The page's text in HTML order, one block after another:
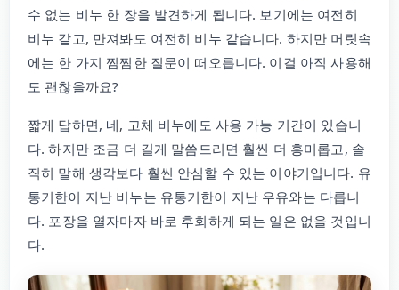
수 없는 비누 한 장을 발견하게 됩니다. 보기에는 여전히
비누 같고, 만져봐도 여전히 비누 같습니다. 하지만 머릿속
에는 한 가지 찜찜한 질문이 떠오릅니다. 이걸 아직 사용해
도 괜찮을까요?
짧게 답하면, 네, 고체 비누에도 사용 가능 기간이 있습니
다. 하지만 조금 더 길게 말씀드리면 훨씬 더 흥미롭고, 솔
직히 말해 생각보다 훨씬 안심할 수 있는 이야기입니다. 유
통기한이 지난 비누는 유통기한이 지난 우유와는 다릅니
다. 포장을 열자마자 바로 후회하게 되는 일은 없을 것입니
다.